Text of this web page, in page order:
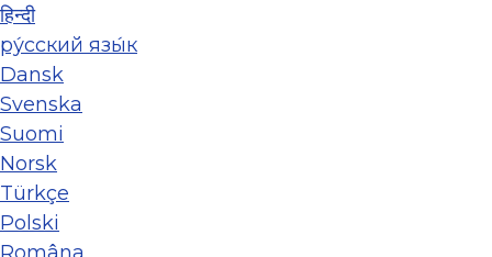
हिन्दी
ру́сский язы́к
Dansk
Svenska
Suomi
Norsk
Türkçe
Polski